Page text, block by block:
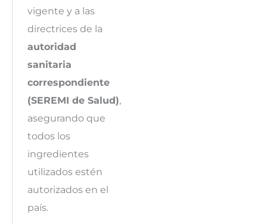
vigente y a las
directrices de la
autoridad
sanitaria
correspondiente
(SEREMI de Salud),
asegurando que
todos los
ingredientes
utilizados estén
autorizados en el
país.